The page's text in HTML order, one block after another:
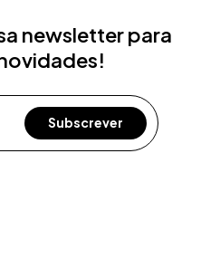
newsletter para